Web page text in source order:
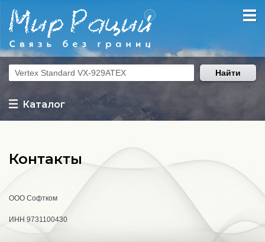
Каталог
Найти
Контакты
ООО Софтком
ИНН 9731100430